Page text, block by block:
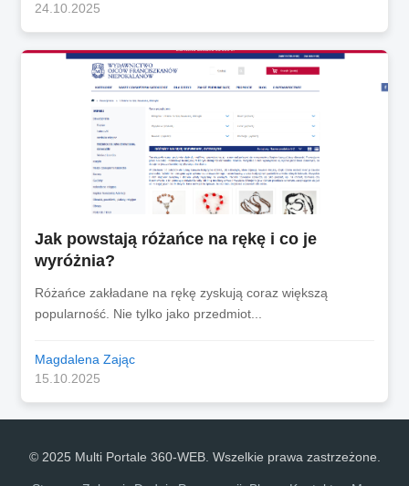
24.10.2025
Jak powstają różańce na rękę i co je
wyróżnia?
Różańce zakładane na rękę zyskują coraz większą
popularność. Nie tylko jako przedmiot...
Magdalena Zając
15.10.2025
© 2025 Multi Portale 360-WEB. Wszelkie prawa zastrzeżone.